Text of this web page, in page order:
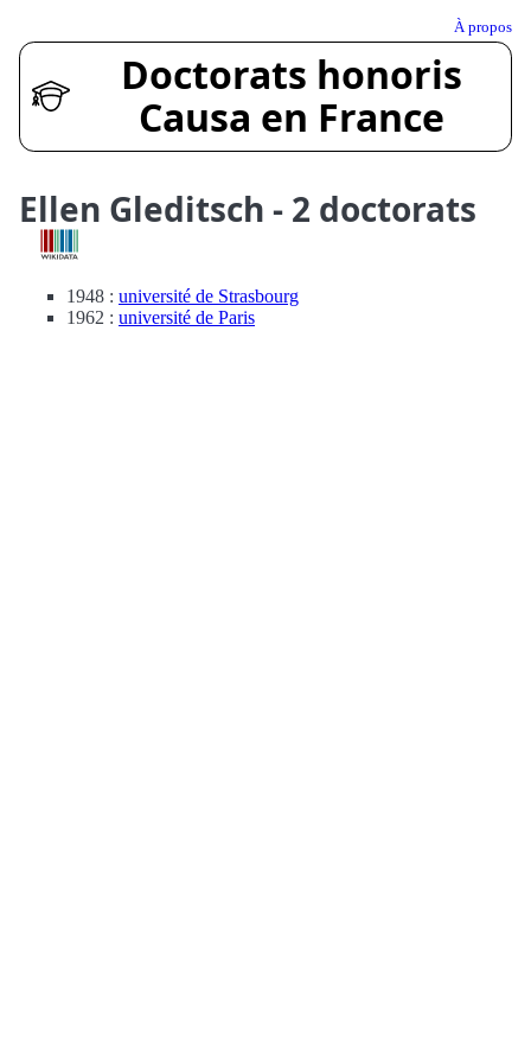
À propos
Doctorats honoris
Causa en France
Ellen Gleditsch - 2 doctorats
1948 : université de Strasbourg
1962 : université de Paris